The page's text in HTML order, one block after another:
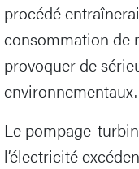
procédé
consommation de
provoquer de
environnementaux.
Le pompage-
l’électricité